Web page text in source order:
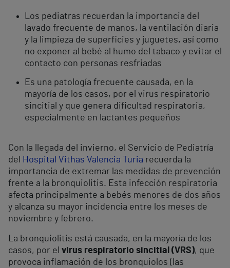
Los pediatras recuerdan la importancia del
lavado frecuente de manos, la ventilación diaria
y la limpieza de superficies y juguetes, así como
no exponer al bebé al humo del tabaco y evitar el
contacto con personas resfriadas
Es una patología frecuente causada, en la
mayoría de los casos, por el virus respiratorio
sincitial y que genera dificultad respiratoria,
especialmente en lactantes pequeños
Con la llegada del invierno, el Servicio de Pediatría
del
Hospital Vithas Valencia Turia recuerda la
importancia de extremar las medidas de prevención
frente a la bronquiolitis. Esta infección respiratoria
afecta principalmente a bebés menores de dos años
y alcanza su mayor incidencia entre los meses de
noviembre y febrero.
La bronquiolitis está causada, en la mayoría de los
casos, por el virus respiratorio sincitial (VRS), que
provoca inflamación de los bronquiolos (las